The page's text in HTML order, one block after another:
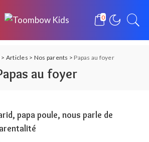
0
> Articles > Nos parents > Papas au foyer
au foyer
papa poule, nous parle de